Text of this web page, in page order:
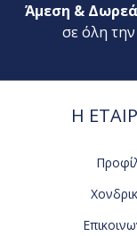
Άμεση &
σε όλη
Η